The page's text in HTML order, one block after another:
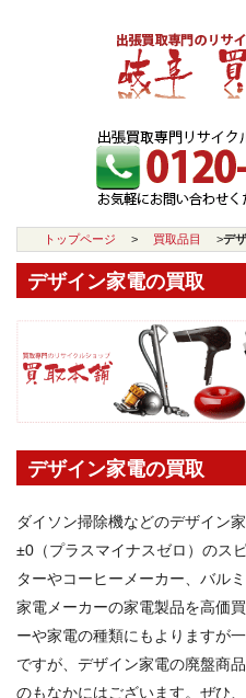
トップページ > 買取品目 >デ
デザイン家電の買取
デザイン家電の買取
ダイソン掃除機などのデザイン
±0（プラスマイナスゼロ）のス
ターやコーヒーメーカー、バル
家電メーカーの家電製品を高価
ーや家電の種類にもよりますが
ですが、デザイン家電の廃盤商
のもなかにはございます。ぜひ